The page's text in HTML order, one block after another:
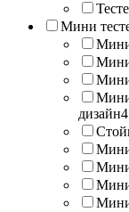
Мини
дизайн